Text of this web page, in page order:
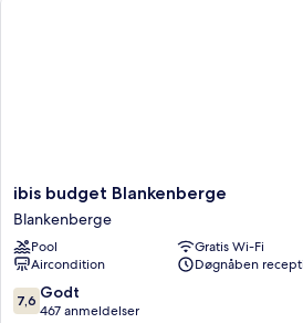
ibis
budget
Blankenberge
Blankenberge
ibis budget Blankenberge
Blankenberge
Pool
Gratis Wi-Fi
Aircondition
Døgnåben
7.6
ud
7,6 Godt
467 anmeldelser